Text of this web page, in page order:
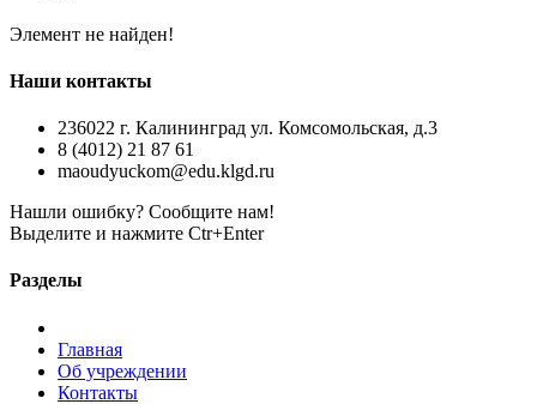
Элемент не найден!
Наши контакты
236022 г. Калининград ул. Комсомольская, д.3
8 (4012) 21 87 61
maoudyuckom@edu.klgd.ru
Нашли ошибку? Сообщите нам!
Выделите и нажмите Ctr+Enter
Разделы
Главная
Об учреждении
Контакты